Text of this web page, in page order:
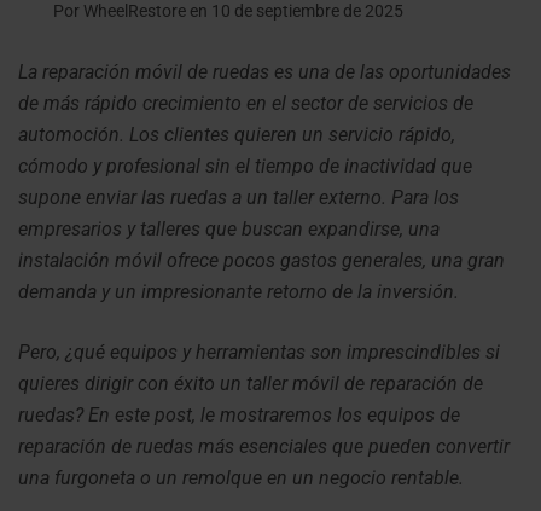
Por WheelRestore en 10 de septiembre de 2025
La reparación móvil de ruedas es una de las oportunidades
de más rápido crecimiento en el sector de servicios de
automoción. Los clientes quieren un servicio rápido,
cómodo y profesional sin el tiempo de inactividad que
supone enviar las ruedas a un taller externo. Para los
empresarios y talleres que buscan expandirse, una
instalación móvil ofrece pocos gastos generales, una gran
demanda y un impresionante retorno de la inversión.
Pero, ¿qué equipos y herramientas son imprescindibles si
quieres dirigir con éxito un taller móvil de reparación de
ruedas? En este post, le mostraremos los equipos de
reparación de ruedas más esenciales que pueden convertir
una furgoneta o un remolque en un negocio rentable.